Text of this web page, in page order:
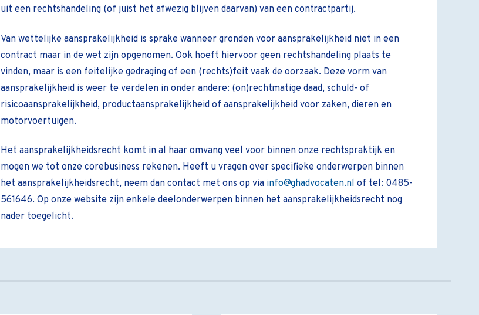
uit een rechtshandeling (of juist het afwezig blijven daarvan) van een contractpartij.
Van wettelijke aansprakelijkheid is sprake wanneer gronden voor aansprakelijkheid niet in een
contract maar in de wet zijn opgenomen. Ook hoeft hiervoor geen rechtshandeling plaats te
vinden, maar is een feitelijke gedraging of een (rechts)feit vaak de oorzaak. Deze vorm van
aansprakelijkheid is weer te verdelen in onder andere: (on)rechtmatige daad, schuld- of
risicoaansprakelijkheid, productaansprakelijkheid of aansprakelijkheid voor zaken, dieren en
motorvoertuigen.
Het aansprakelijkheidsrecht komt in al haar omvang veel voor binnen onze rechtspraktijk en
mogen we tot onze corebusiness rekenen. Heeft u vragen over specifieke onderwerpen binnen
het aansprakelijkheidsrecht, neem dan contact met ons op viainfo@ghadvocaten.nlof tel: 0485-
561646. Op onze website zijn enkele deelonderwerpen binnen het aansprakelijkheidsrecht nog
nader toegelicht.